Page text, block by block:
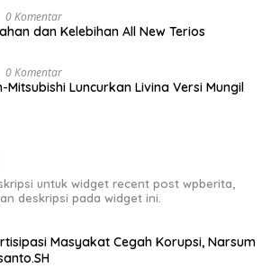
0 Komentar
dan Kelebihan All New Terios
0 Komentar
Mitsubishi Luncurkan Livina Versi Mungil
untuk widget recent post wpberita,
deskripsi pada widget ini.
Masyakat Cegah Korupsi, Narsum